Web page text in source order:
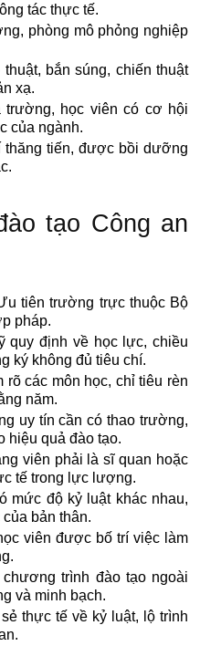
tác thực tế.
phòng mô phỏng nghiệp
bắn súng, chiến thuật
xạ.
trường, học viên có cơ hội
của ngành.
thăng tiến, được bồi dưỡng
tạo Công an
tiên trường trực thuộc Bộ
pháp.
quy định về học lực, chiều
ký không đủ tiêu chí.
rõ các môn học, chỉ tiêu rèn
năm.
uy tín cần có thao trường,
hiệu quả đào tạo.
viên phải là sĩ quan hoặc
tế trong lực lượng.
mức độ kỷ luật khác nhau,
bản thân.
viên được bố trí việc làm
chương trình đào tạo ngoài
và minh bạch.
thực tế về kỷ luật, lộ trình